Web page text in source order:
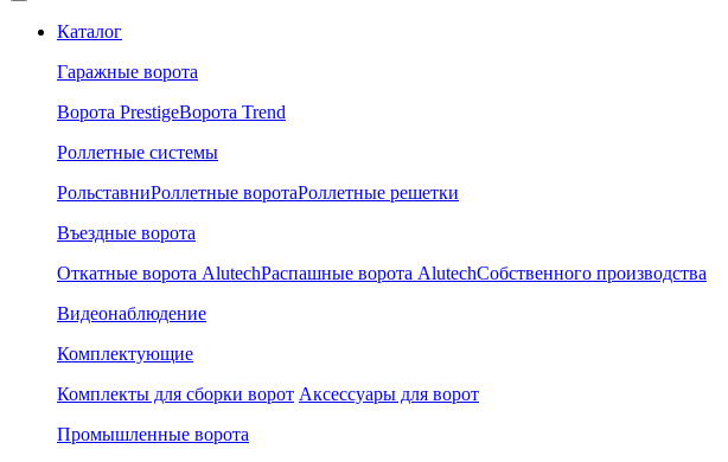
Каталог
Гаражные ворота
Ворота PrestigeВорота Trend
Роллетные системы
РольставниРоллетные воротаРоллетные решетки
Въездные ворота
Откатные ворота AlutechРаспашные ворота AlutechСобственного производства
Видеонаблюдение
Комплектующие
Комплекты для сборки ворот Аксессуары для ворот
Промышленные ворота